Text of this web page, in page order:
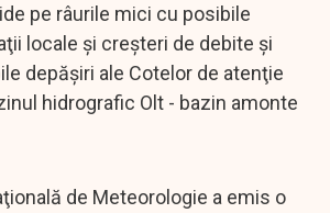
pe râurile mici cu posibile
locale şi creşteri de debite şi
depăşiri ale Cotelor de atenţie
hidrografic Olt - bazin amonte
de Meteorologie a emis o